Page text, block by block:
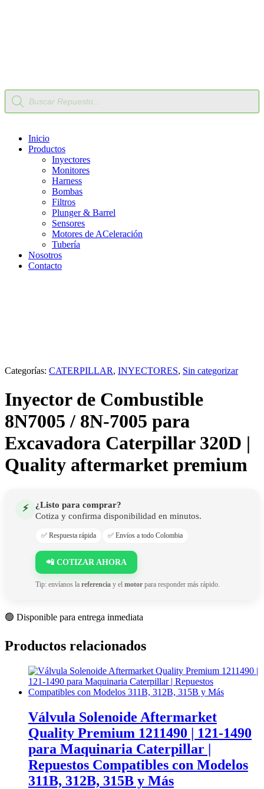
Búsqueda
de
productos
Inicio
Productos
Inyectores
Monitores
Harness
Bombas
Filtros
Plunger & Barrel
Sensores
Motores de ACeleración
Tubería
Nosotros
Contacto
Categorías: CATERPILLAR, INYECTORES, Sin categorizar
Inyector de Combustible
8N7005 / 8N-7005 para
Excavadora Caterpillar 320D |
Quality aftermarket premium
⚡
¿Listo para comprar?
Cotiza y confirma disponibilidad en minutos.
✅ Respuesta rápida ✅ Envíos a todo Colombia
📲 COTIZAR AHORA
Tip: envíanos la referencia y el motor para responder más rápido.
🟢 Disponible para entrega inmediata
Productos relacionados
Válvula Solenoide Aftermarket
Quality Premium 1211490 | 121-1490
para Maquinaria Caterpillar |
Repuestos Compatibles con Modelos
311B, 312B, 315B y Más